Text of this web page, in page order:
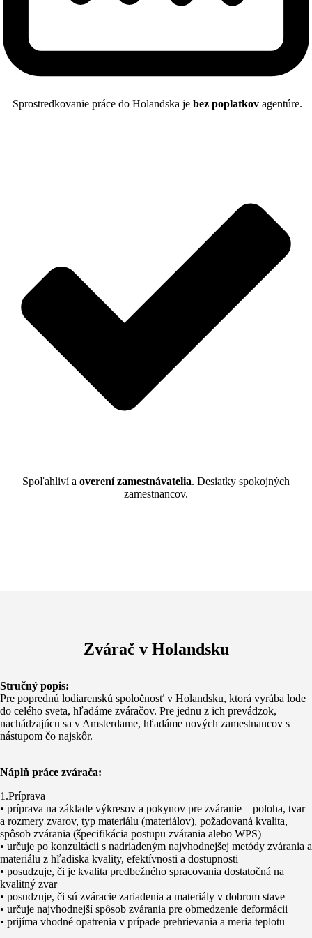
Sprostredkovanie práce do Holandska je bez poplatkov agentúre.
Spoľahliví a overení zamestnávatelia. Desiatky spokojných
zamestnancov.
Zvárač v Holandsku
Stručný popis:
Pre poprednú lodiarenskú spoločnosť v Holandsku, ktorá vyrába lode
do celého sveta, hľadáme zváračov. Pre jednu z ich prevádzok,
nachádzajúcu sa v Amsterdame, hľadáme nových zamestnancov s
nástupom čo najskôr.
Náplň práce zvárača:
1.Príprava
• príprava na základe výkresov a pokynov pre zváranie – poloha, tvar
a rozmery zvarov, typ materiálu (materiálov), požadovaná kvalita,
spôsob zvárania (špecifikácia postupu zvárania alebo WPS)
• určuje po konzultácii s nadriadeným najvhodnejšej metódy zvárania a
materiálu z hľadiska kvality, efektívnosti a dostupnosti
• posudzuje, či je kvalita predbežného spracovania dostatočná na
kvalitný zvar
• posudzuje, či sú zváracie zariadenia a materiály v dobrom stave
• určuje najvhodnejší spôsob zvárania pre obmedzenie deformácii
• prijíma vhodné opatrenia v prípade prehrievania a meria teplotu